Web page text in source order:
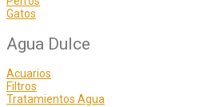
Gatos
Agua Dulce
Acuarios
Filtros
Tratamientos Agua